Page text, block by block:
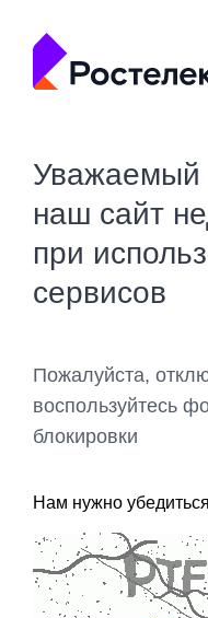
Уважаемый
наш сайт
при
сервисов
Пожалуйста,
воспользуйтесь
блокировки
Нам нужно